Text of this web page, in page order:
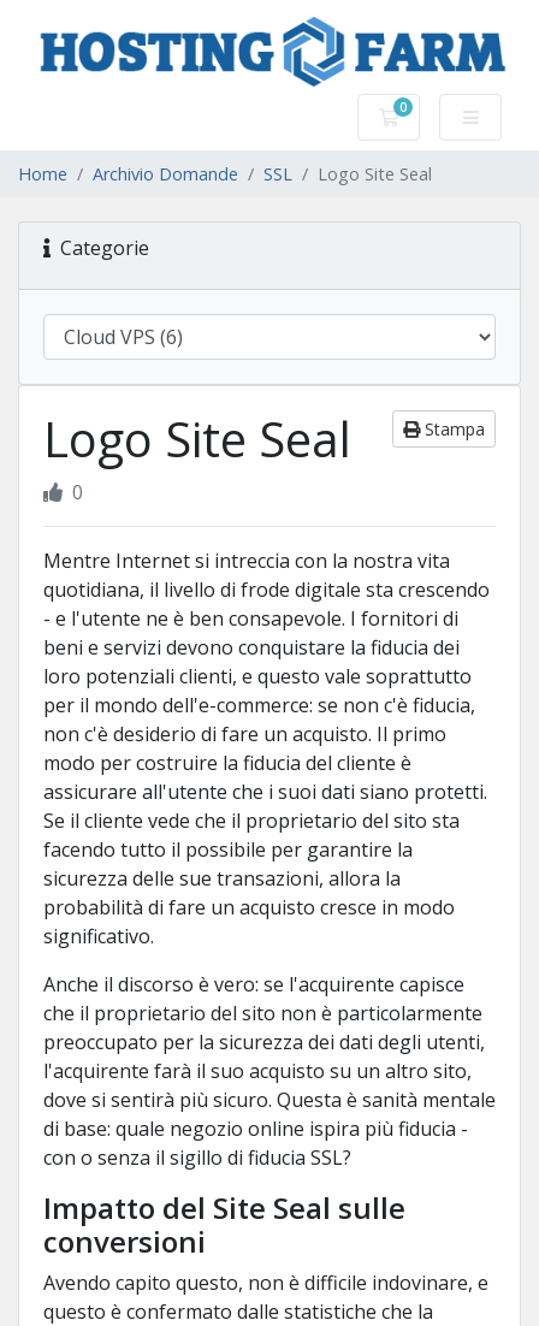
0
Carrello
Home Archivio Domande SSL Logo Site Seal
Categorie
Logo Site Seal Stampa
0
Mentre Internet si intreccia con la nostra vita
quotidiana, il livello di frode digitale sta crescendo
- e l'utente ne è ben consapevole. I fornitori di
beni e servizi devono conquistare la fiducia dei
loro potenziali clienti, e questo vale soprattutto
per il mondo dell'e-commerce: se non c'è fiducia,
non c'è desiderio di fare un acquisto. Il primo
modo per costruire la fiducia del cliente è
assicurare all'utente che i suoi dati siano protetti.
Se il cliente vede che il proprietario del sito sta
facendo tutto il possibile per garantire la
sicurezza delle sue transazioni, allora la
probabilità di fare un acquisto cresce in modo
significativo.
Anche il discorso è vero: se l'acquirente capisce
che il proprietario del sito non è particolarmente
preoccupato per la sicurezza dei dati degli utenti,
l'acquirente farà il suo acquisto su un altro sito,
dove si sentirà più sicuro. Questa è sanità mentale
di base: quale negozio online ispira più fiducia -
con o senza il sigillo di fiducia SSL?
Impatto del Site Seal sulle
conversioni
Avendo capito questo, non è difficile indovinare, e
questo è confermato dalle statistiche che la